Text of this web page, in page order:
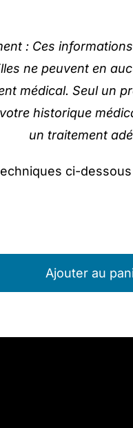
: Ces
ne peuvent en
médical. Seul un
historique
un traitement
ci-dessous
de
Ajouter au